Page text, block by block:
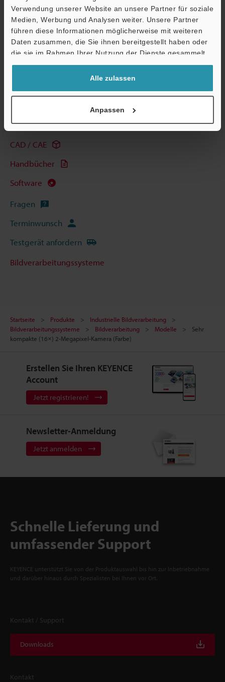
Verwendung unserer Website an unsere Partner für soziale
Medien, Werbung und Analysen weiter. Unsere Partner
führen diese Informationen möglicherweise mit weiteren
Daten zusammen, die Sie ihnen bereitgestellt haben oder
die sie im Rahmen Ihrer Nutzung der Dienste gesammelt
haben.
Alle zulassen
Anpassen
Datenblatt (PDF)
Andere Modelle
Datenblatt (PDF)
CAD / CAE
Handbücher
Software
Fragen
Terminwunsch
Testgerät anfordern
Bildverarbeitungssysteme
Startseite Produkte
Industrielle Bildverarbeitung
Bildverarbeitungssysteme
Bildverarbeitung Modelle
Sehr
kompakte (16×) 2-Megapixel-Kamera (Farbe)
Erstellen Sie Ihren KEYENCE
Account
Jetzt registrieren!
Newsletter-Anmeldung
Jetzt anmelden
Schnelle Lieferung und
umfassender Support
KEYENCE unterstützt Sie von der Produktauswahl bis hin zur Inbetriebnahme
und darüber hinaus durch Spezialisten bei Ihnen vor Ort.
Kontakt / Support
Downloads
Kontakt